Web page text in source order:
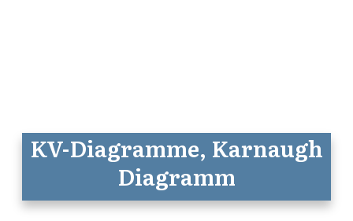
KV-Diagramme, Karnaugh
Diagramm